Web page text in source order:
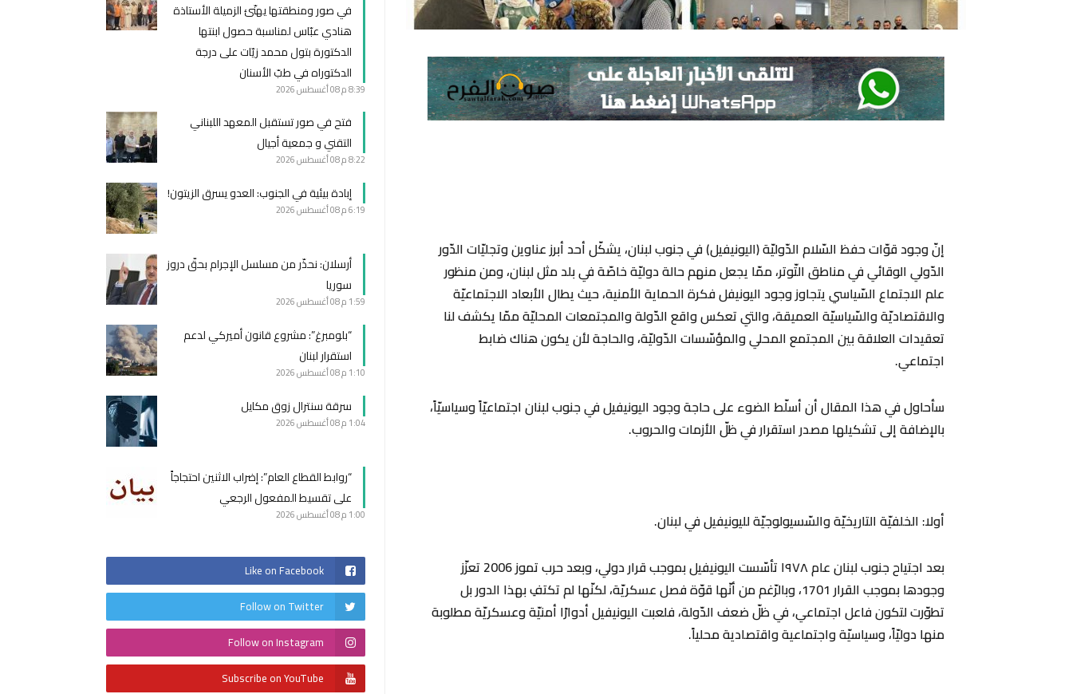
‏إنّ وجود قوّات حفظ السّلام الدّوليّة (اليونيفيل) في جنوب لبنان، يشكّل أحد أبرز عناوين وتجليّات الدّور
الدّولي الوقائي في مناطق التّوتر، ممّا يجعل منهم حالة دوليّة خاصّة في بلد مثل لبنان، ومن منظور
علم الاجتماع السّياسي يتجاوز وجود اليونيفل فكرة الحماية الأمنية، حيث يطال الأبعاد الاجتماعيّة
والاقتصاديّة والسّياسيّة العميقة، والتي تعكس واقع الدّولة والمجتمعات المحليّة ممّا يكشف لنا
تعقيدات العلاقة بين المجتمع المحلي والمؤسّسات الدّوليّة، والحاجة لأن يكون هناك ضابط
اجتماعي.
سأحاول في هذا المقال أن أسلّط الضوء على حاجة وجود اليونيفيل في جنوب لبنان اجتماعيّاً وسياسيّاً،
بالإضافة إلى تشكيلها مصدر استقرار في ظلّ الأزمات والحروب.
‏أولا: الخلفيّة التاريخيّة والسّسيولوجيّة لليونيفيل في لبنان.
‏بعد اجتياح جنوب لبنان عام ١٩٧٨ تأسّست اليونيفيل بموجب قرار دولي، وبعد حرب تموز 2006 تعزّز
وجودها بموجب القرار 1701، وبالرّغم من أنّها قوّة فصل عسكريّة، لكنّها لم تكتفِ بهذا الدور بل
تطوّرت لتكون فاعل اجتماعي، في ظلّ ضعف الدّولة، فلعبت اليونيفيل أدوارًا أمنيّة وعسكريّة مطلوبة
منها دوليّاً، وسياسيّة واجتماعية واقتصادية محلياً.
في صور ومنطقتها يهنّئ الزميلة الأستاذة
هنادي عبّاس لمناسبة حصول ابنتها
الدكتورة بتول محمد زيّات على درجة
الدكتوراه في طبّ الأسنان
8:39 م 08 أغسطس 2026
فتح في صور تستقبل المعهد اللبناني
التقني و جمعية أجيال
8:22 م 08 أغسطس 2026
إبادة بيئية في الجنوب: العدو يسرق الزيتون!
6:19 م 08 أغسطس 2026
أرسلان: نحذّر من مسلسل الإجرام بحقّ دروز
سوريا
1:59 م 08 أغسطس 2026
“بلومبرغ”: مشروع قانون أميركي لدعم
استقرار لبنان
1:10 م 08 أغسطس 2026
سرقة سنترال زوق مكايل
1:04 م 08 أغسطس 2026
“روابط القطاع العام”: إضراب الاثنين احتجاجاً
على تقسيط المفعول الرجعي
1:00 م 08 أغسطس 2026
Like on Facebook
Follow on Twitter
Follow on Instagram
Subscribe on YouTube